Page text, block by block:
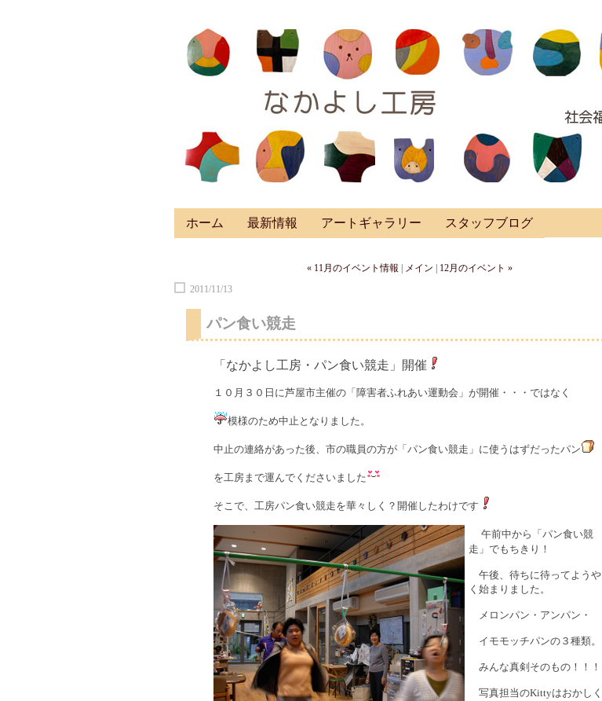
ホーム 最新情報 アートギャラリー スタッフブログ
« 11月のイベント情報 メイン
12月のイベント »
2011/11/13
パン食い競走
「なかよし工房・パン食い競走」開催
１０月３０日に芦屋市主催の「障害者ふれあい運動会」が開催・・・ではなく
模様のため中止となりました。
中止の連絡があった後、市の職員の方が「パン食い競走」に使うはずだったパン
を工房まで運んでくださいました
そこで、工房パン食い競走を華々しく？開催したわけです
午前中から「パン食い競
走」でもちきり！
午後、待ちに待ってようや
く始まりました。
メロンパン・アンパン・
イモモッチパンの ３種類。
みんな真剣そのもの！！！
写真担当のKittyはおかしく